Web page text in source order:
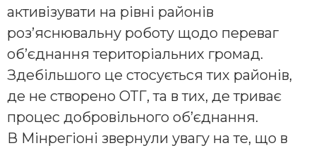
активізувати на рівні районів
роз’яснювальну роботу щодо переваг
об’єднання територіальних громад.
Здебільшого це стосується тих районів,
де не створено ОТГ, та в тих, де триває
процес добровільного об’єднання.
В Мінрегіоні звернули увагу на те, що в